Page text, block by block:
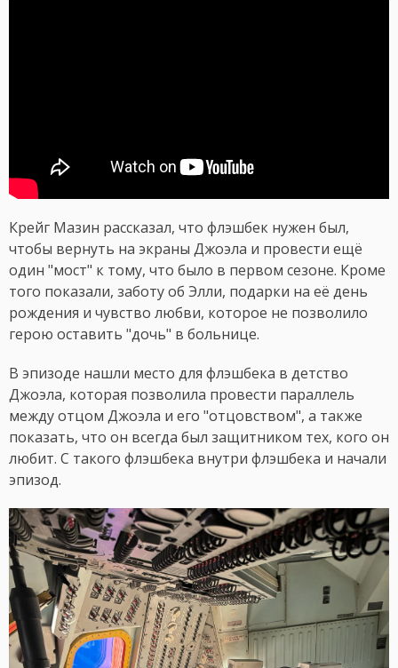
Крейг Мазин рассказал, что флэшбек нужен был,
чтобы вернуть на экраны Джоэла и провести ещё
один "мост" к тому, что было в первом сезоне. Кроме
того показали, заботу об Элли, подарки на её день
рождения и чувство любви, которое не позволило
герою оставить "дочь" в больнице.
В эпизоде нашли место для флэшбека в детство
Джоэла, которая позволила провести параллель
между отцом Джоэла и его "отцовством", а также
показать, что он всегда был защитником тех, кого он
любит. С такого флэшбека внутри флэшбека и начали
эпизод.